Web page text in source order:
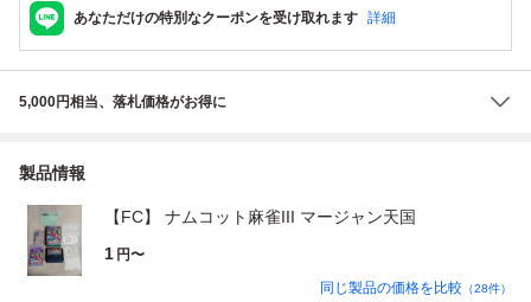
あなただけの特別なクーポンを受け取れます 詳細
5,000円相当、落札価格がお得に
製品情報
【FC】 ナムコット麻雀III マージャン天国
1 円〜
同じ製品の価格を比較 （28件）